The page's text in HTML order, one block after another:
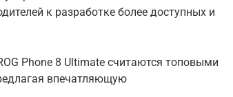
к разработке более доступных и
Phone 8 Ultimate считаются топовыми
впечатляющую